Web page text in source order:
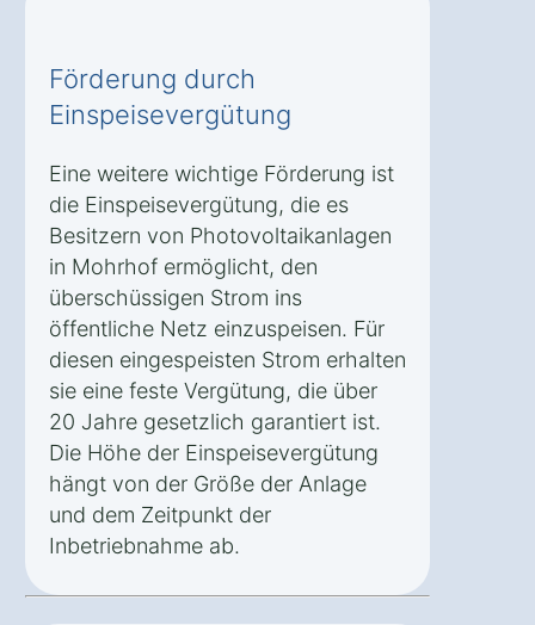
Förderung durch
Einspeisevergütung
Eine weitere wichtige Förderung ist
die Einspeisevergütung, die es
Besitzern von Photovoltaikanlagen
in Mohrhof ermöglicht, den
überschüssigen Strom ins
öffentliche Netz einzuspeisen. Für
diesen eingespeisten Strom erhalten
sie eine feste Vergütung, die über
20 Jahre gesetzlich garantiert ist.
Die Höhe der Einspeisevergütung
hängt von der Größe der Anlage
und dem Zeitpunkt der
Inbetriebnahme ab.